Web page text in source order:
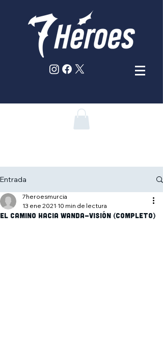
Entrada
El camino hacia Wanda-Visión (completo)
7heroesmurcia
13 ene 2021 10 min de lectura